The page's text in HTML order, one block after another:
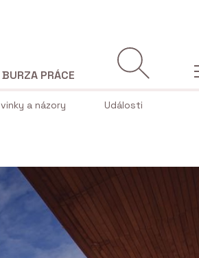
a názory Události
BURZA PRÁCE